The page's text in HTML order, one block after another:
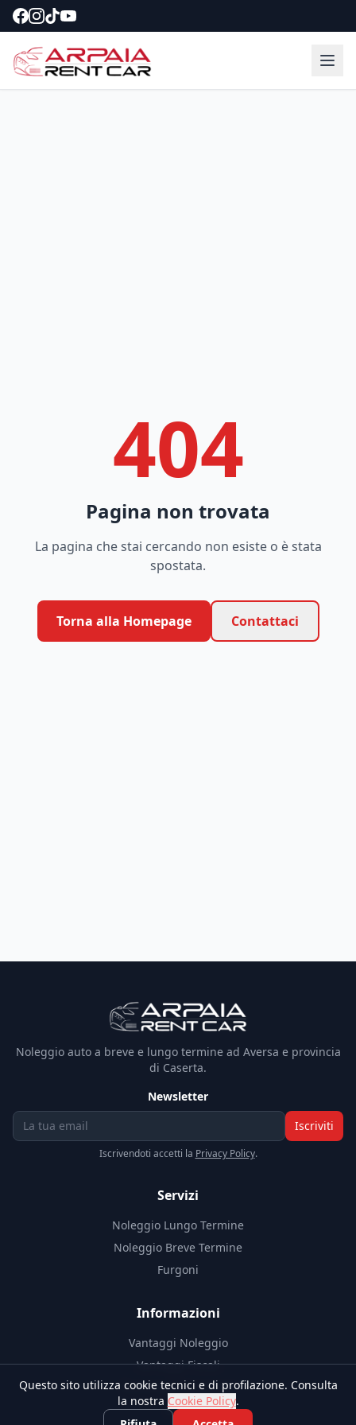
404
Pagina non trovata
La pagina che stai cercando non esiste o è stata
spostata.
Torna alla Homepage Contattaci
Noleggio auto a breve e lungo termine ad Aversa e provincia
di Caserta.
Newsletter
Iscriviti
Iscrivendoti accetti la Privacy Policy.
Servizi
Noleggio Lungo Termine
Noleggio Breve Termine
Furgoni
Informazioni
Vantaggi Noleggio
Vantaggi Fiscali
Documenti Necessari
Blog
Questo sito utilizza cookie tecnici e di profilazione. Consulta
la nostra Cookie Policy.